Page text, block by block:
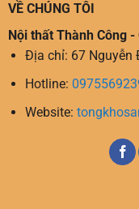
VỀ CHÚNG TÔI
Nội thất Thành Công
Địa chỉ: 67 Nguyễn
Hotline:
Website: